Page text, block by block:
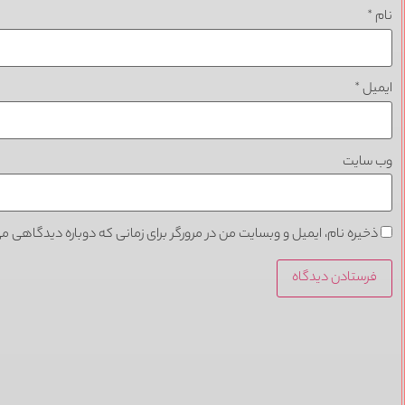
نام *
ایمیل*
وب‌ سایت
ذخیره نام، ایمیل و وبسایت من در مرورگر برای زمانی که دوباره